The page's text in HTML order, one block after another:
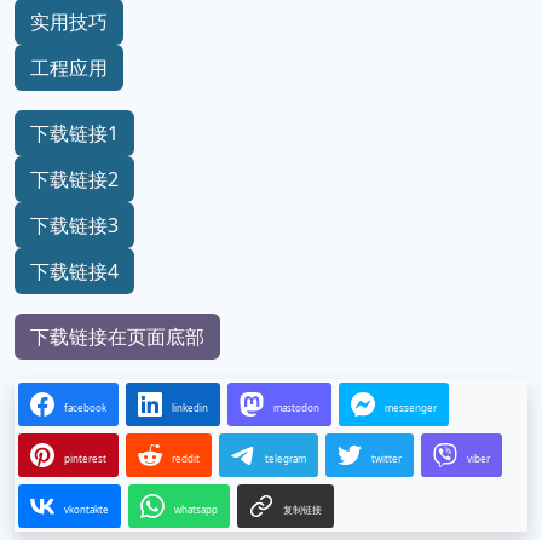
实用技巧
工程应用
下载链接1
下载链接2
下载链接3
下载链接4
下载链接在页面底部
facebook linkedin mastodon messenger
pinterest reddit telegram twitter viber
vkontakte whatsapp 复制链接